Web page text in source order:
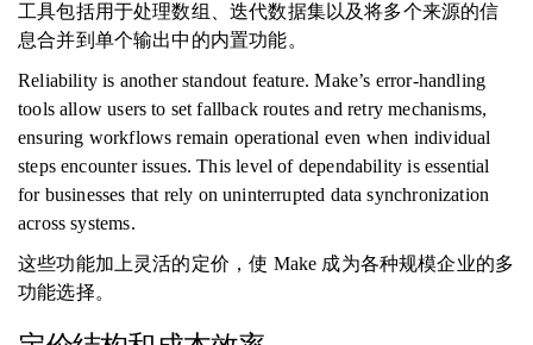
工具包括用于处理数组、迭代数据集以及将多个来源的信
息合并到单个输出中的内置功能。
Reliability is another standout feature. Make’s error-handling
tools allow users to set fallback routes and retry mechanisms,
ensuring workflows remain operational even when individual
steps encounter issues. This level of dependability is essential
for businesses that rely on uninterrupted data synchronization
across systems.
这些功能加上灵活的定价，使 Make 成为各种规模企业的多
功能选择。